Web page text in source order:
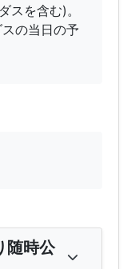
スを含む)。
の当日の予
随時公